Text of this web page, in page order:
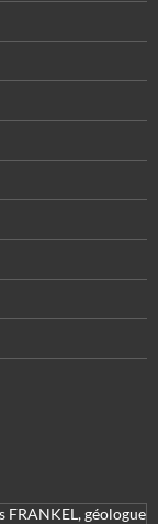
FRANKEL, géologue